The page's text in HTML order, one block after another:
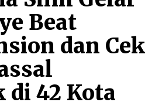
Beat
dan Cek
di 42 Kota